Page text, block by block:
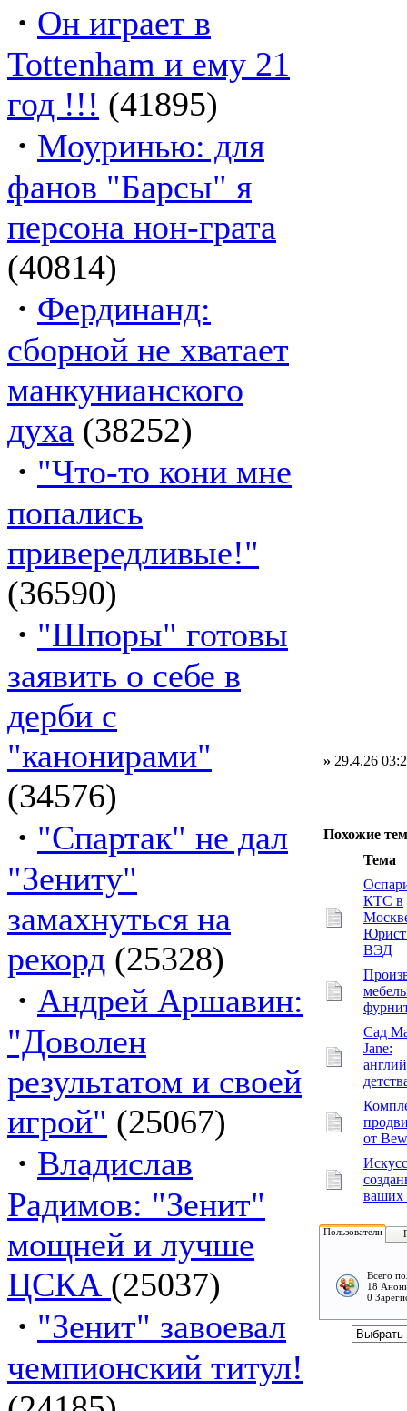
· Он играет в
Tottenham и ему 21
год !!! (41895)
· Моуринью: для
фанов "Барсы" я
персона нон-грата
(40814)
· Фердинанд:
сборной не хватает
манкунианского
духа (38252)
· "Что-то кони мне
попались
привередливые!"
(36590)
· "Шпоры" готовы
заявить о себе в
дерби с
"канонирами"
(34576)
· "Спартак" не дал
"Зениту"
замахнуться на
рекорд (25328)
· Андрей Аршавин:
"Доволен
результатом и своей
игрой" (25067)
· Владислав
Радимов: "Зенит"
мощней и лучше
ЦСКА (25037)
· "Зенит" завоевал
чемпионский титул!
» 29.4.26
Похожие
Тема
КТС в
ВЭД
Сад
Jane:
от
ваших
Пользователи
Всего
18
0